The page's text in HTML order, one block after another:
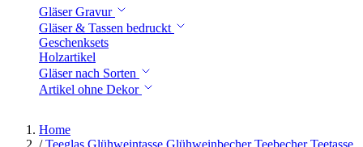
Gläser Gravur
Gläser & Tassen bedruckt
Geschenksets
Holzartikel
Gläser nach Sorten
Artikel ohne Dekor
Home
/ Teeglas Glühweintasse Glühweinbecher Teebecher Teetasse